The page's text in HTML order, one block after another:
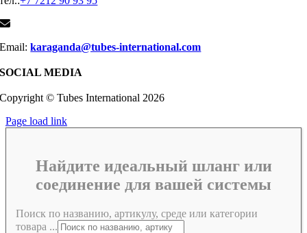
Email:karaganda@tubes-international.com
SOCIAL MEDIA
Copyright © Tubes International 2026
Page load link
Найдите идеальный шланг или
соединение для вашей системы
Поиск по названию, артикулу, среде или категории
товара ...